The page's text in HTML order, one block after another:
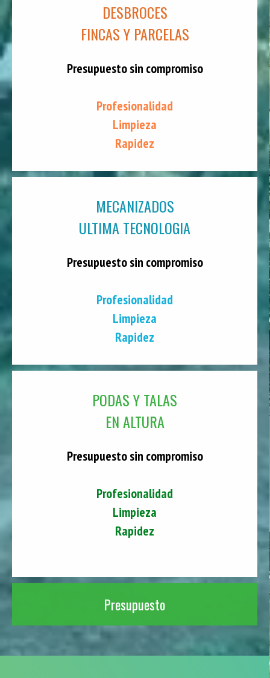
DESBROCES
FINCAS Y PARCELAS
Presupuesto sin compromiso
Profesionalidad
Limpieza
Rapidez
MECANIZADOS
ULTIMA TECNOLOGIA
Presupuesto sin compromiso
Profesionalidad
Limpieza
Rapidez
PODAS Y TALAS
EN ALTURA
Presupuesto sin compromiso
Profesionalidad
Limpieza
Rapidez
Presupuesto